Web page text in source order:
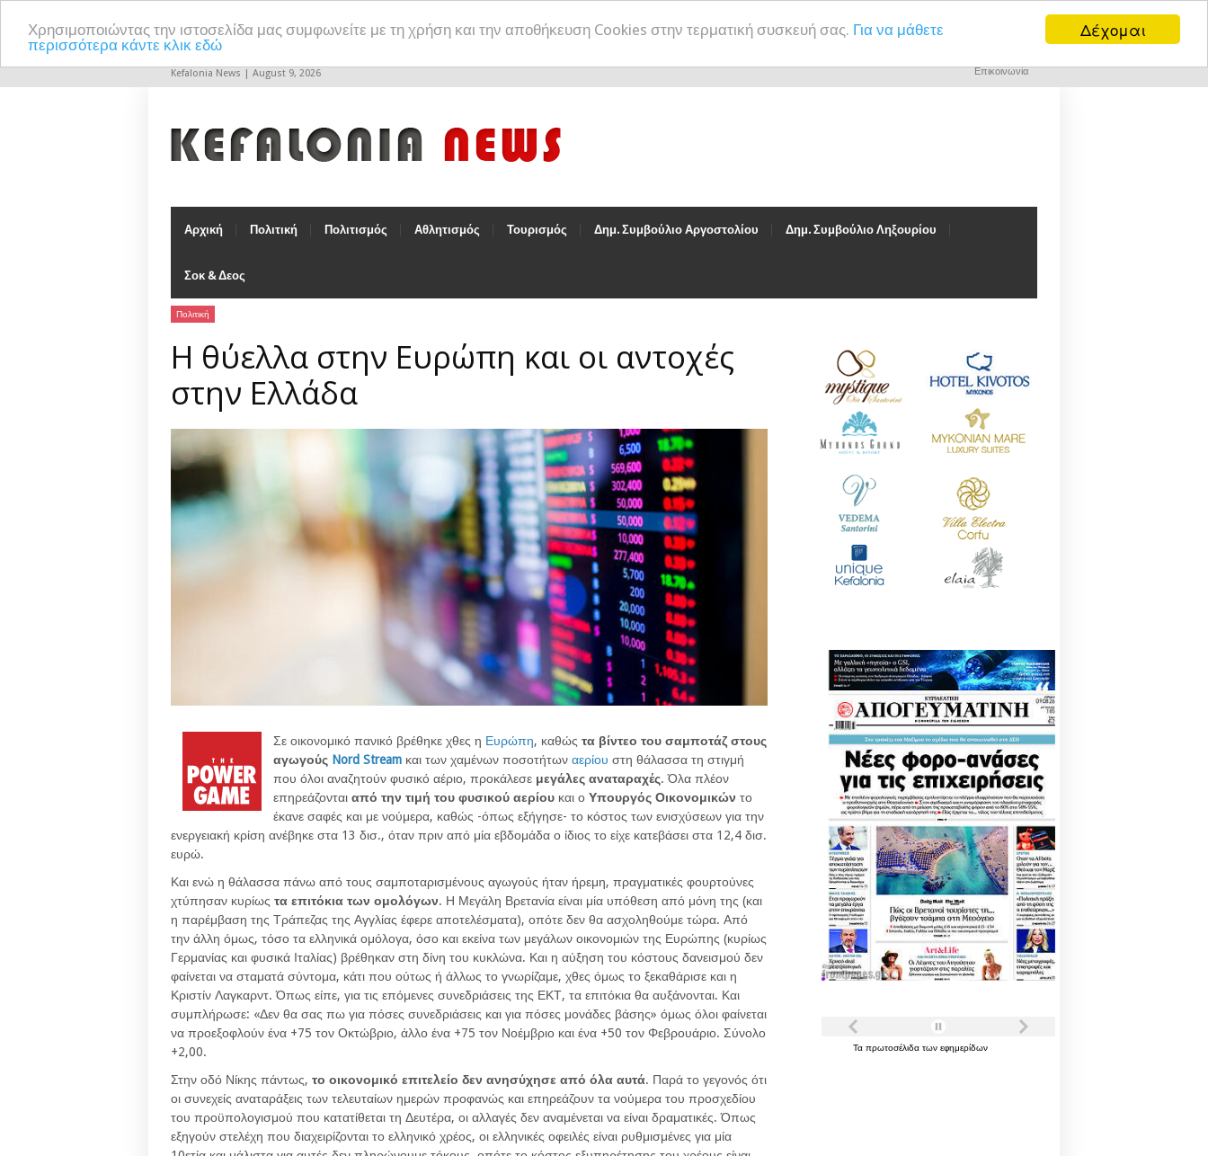
Δέχομαι
Χρησιμοποιώντας την ιστοσελίδα μας συμφωνείτε με τη χρήση και την αποθήκευση Cookies στην τερματική συσκευή σας. Για να μάθετε
περισσότερα κάντε κλικ εδώ
Kefalonia News | August 9, 2026 Επικοινωνία
Αρχική Πολιτική Πολιτισμός Αθλητισμός Τουρισμός Δημ. Συμβούλιο Αργοστολίου Δημ. Συμβούλιο Ληξουρίου
Σοκ & Δεος
Πολιτική
Η θύελλα στην Ευρώπη και οι αντοχές
στην Ελλάδα
Σε οικονομικό πανικό βρέθηκε χθες η Ευρώπη, καθώς τα βίντεο του σαμποτάζ στους
αγωγούς Nord Stream και των χαμένων ποσοτήτων αερίου στη θάλασσα τη στιγμή
που όλοι αναζητούν φυσικό αέριο, προκάλεσε μεγάλες αναταραχές. Όλα πλέον
επηρεάζονται από την τιμή του φυσικού αερίου και ο Υπουργός Οικονομικών το
έκανε σαφές και με νούμερα, καθώς -όπως εξήγησε- το κόστος των ενισχύσεων για την
ενεργειακή κρίση ανέβηκε στα 13 δισ., όταν πριν από μία εβδομάδα ο ίδιος το είχε κατεβάσει στα 12,4 δισ.
ευρώ.
Και ενώ η θάλασσα πάνω από τους σαμποταρισμένους αγωγούς ήταν ήρεμη, πραγματικές φουρτούνες
χτύπησαν κυρίως τα επιτόκια των ομολόγων. Η Μεγάλη Βρετανία είναι μία υπόθεση από μόνη της (και
η παρέμβαση της Τράπεζας της Αγγλίας έφερε αποτελέσματα), οπότε δεν θα ασχοληθούμε τώρα. Από
την άλλη όμως, τόσο τα ελληνικά ομόλογα, όσο και εκείνα των μεγάλων οικονομιών της Ευρώπης (κυρίως
Γερμανίας και φυσικά Ιταλίας) βρέθηκαν στη δίνη του κυκλώνα. Και η αύξηση του κόστους δανεισμού δεν
φαίνεται να σταματά σύντομα, κάτι που ούτως ή άλλως το γνωρίζαμε, χθες όμως το ξεκαθάρισε και η
Κριστίν Λαγκαρντ. Όπως είπε, για τις επόμενες συνεδριάσεις της ΕΚΤ, τα επιτόκια θα αυξάνονται. Και
συμπλήρωσε: «Δεν θα σας πω για πόσες συνεδριάσεις και για πόσες μονάδες βάσης» όμως όλοι φαίνεται
να προεξοφλούν ένα +75 τον Οκτώβριο, άλλο ένα +75 τον Νοέμβριο και ένα +50 τον Φεβρουάριο. Σύνολο
+2,00.
Στην οδό Νίκης πάντως, το οικονομικό επιτελείο δεν ανησύχησε από όλα αυτά. Παρά το γεγονός ότι
οι συνεχείς αναταράξεις των τελευταίων ημερών προφανώς και επηρεάζουν τα νούμερα του προσχεδίου
του προϋπολογισμού που κατατίθεται τη Δευτέρα, οι αλλαγές δεν αναμένεται να είναι δραματικές. Όπως
εξηγούν στελέχη που διαχειρίζονται το ελληνικό χρέος, οι ελληνικές οφειλές είναι ρυθμισμένες για μία
Τα πρωτοσέλιδα των εφημερίδων